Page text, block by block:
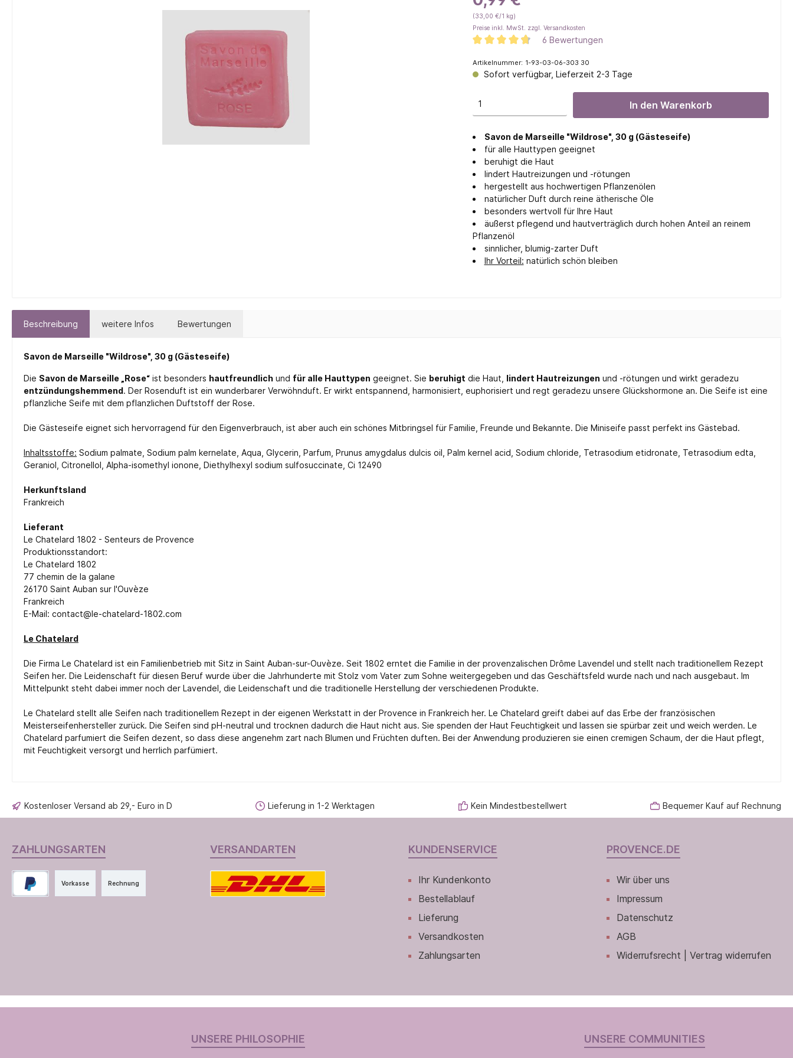
Savon de Marseille
Seifen mit Eselsmilch Seifen mit Honig
(33,00 €/1 kg)
Preise inkl. MwSt. zzgl. Versandkosten
6 Bewertungen
Artikelnummer: 1-93-03-06-303 30
Sofort verfügbar, Lieferzeit 2-3 Tage
In den Warenkorb
Savon de Marseille "Wildrose", 30 g (Gästeseife)
für alle Hauttypen geeignet
beruhigt die Haut
lindert Hautreizungen und -rötungen
hergestellt aus hochwertigen Pflanzenölen
natürlicher Duft durch reine ätherische Öle
besonders wertvoll für Ihre Haut
äußerst pflegend und hautverträglich durch hohen Anteil an reinem
Pflanzenöl
sinnlicher, blumig-zarter Duft
Ihr Vorteil: natürlich schön bleiben
Beschreibung weitere Infos Bewertungen
Savon de Marseille "Wildrose", 30 g (Gästeseife)
Die Savon de Marseille „Rose“ ist besonders hautfreundlich und für alle Hauttypen geeignet. Sie beruhigt die Haut, lindert Hautreizungen und -rötungen und wirkt geradezu
entzündungshemmend. Der Rosenduft ist ein wunderbarer Verwöhnduft. Er wirkt entspannend, harmonisiert, euphorisiert und regt geradezu unsere Glückshormone an. Die Seife ist eine
pflanzliche Seife mit dem pflanzlichen Duftstoff der Rose.
Die Gästeseife eignet sich hervorragend für den Eigenverbrauch, ist aber auch ein schönes Mitbringsel für Familie, Freunde und Bekannte. Die Miniseife passt perfekt ins Gästebad.
Inhaltsstoffe: Sodium palmate, Sodium palm kernelate, Aqua, Glycerin, Parfum, Prunus amygdalus dulcis oil, Palm kernel acid, Sodium chloride, Tetrasodium etidronate, Tetrasodium edta,
Geraniol, Citronellol, Alpha-isomethyl ionone, Diethylhexyl sodium sulfosuccinate, Ci 12490
Herkunftsland
Frankreich
Lieferant
Le Chatelard 1802 - Senteurs de Provence
Produktionsstandort:
Le Chatelard 1802
77 chemin de la galane
26170 Saint Auban sur l'Ouvèze
Frankreich
E-Mail: contact@le-chatelard-1802.com
Le Chatelard
Die Firma Le Chatelard ist ein Familienbetrieb mit Sitz in Saint Auban-sur-Ouvèze. Seit 1802 erntet die Familie in der provenzalischen Drôme Lavendel und stellt nach traditionellem Rezept
Seifen her. Die Leidenschaft für diesen Beruf wurde über die Jahrhunderte mit Stolz vom Vater zum Sohne weitergegeben und das Geschäftsfeld wurde nach und nach ausgebaut. Im
Mittelpunkt steht dabei immer noch der Lavendel, die Leidenschaft und die traditionelle Herstellung der verschiedenen Produkte.
Le Chatelard stellt alle Seifen nach traditionellem Rezept in der eigenen Werkstatt in der Provence in Frankreich her. Le Chatelard greift dabei auf das Erbe der französischen
Meisterseifenhersteller zurück. Die Seifen sind pH-neutral und trocknen dadurch die Haut nicht aus. Sie spenden der Haut Feuchtigkeit und lassen sie spürbar zeit und weich werden. Le
Chatelard parfumiert die Seifen dezent, so dass diese angenehm zart nach Blumen und Früchten duften. Bei der Anwendung produzieren sie einen cremigen Schaum, der die Haut pflegt,
mit Feuchtigkeit versorgt und herrlich parfümiert.
Kostenloser Versand ab 29,- Euro in D Lieferung in 1-2 Werktagen Kein Mindestbestellwert Bequemer Kauf auf Rechnung
KUNDENSERVICE
Ihr Kundenkonto
Bestellablauf
Lieferung
Versandkosten
Zahlungsarten
PROVENCE.DE
Wir über uns
Impressum
Datenschutz
AGB
Widerrufsrecht | Vertrag widerrufen
ZAHLUNGSARTEN
Vorkasse Rechnung
VERSANDARTEN
UNSERE PHILOSOPHIE UNSERE COMMUNITIES